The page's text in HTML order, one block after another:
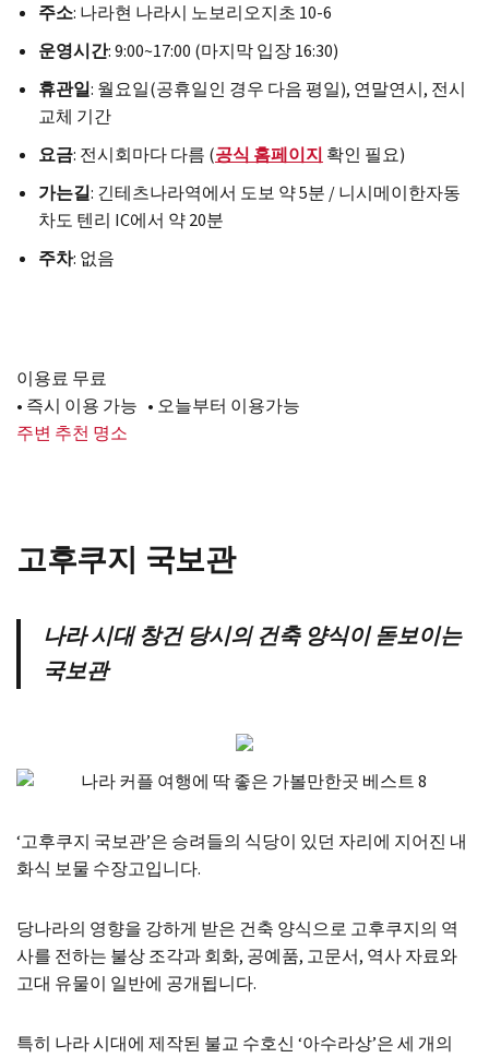
주소: 나라현 나라시 노보리오지초 10-6
운영시간: 9:00~17:00 (마지막 입장 16:30)
휴관일: 월요일(공휴일인 경우 다음 평일), 연말연시, 전시
교체 기간
요금: 전시회마다 다름 (공식 홈페이지 확인 필요)
가는길: 긴테츠나라역에서 도보 약 5분 / 니시메이한자동
차도 텐리 IC에서 약 20분
주차: 없음
이용료 무료
• 즉시 이용 가능 • 오늘부터 이용가능
주변 추천 명소
고후쿠지 국보관
나라 시대 창건 당시의 건축 양식이 돋보이는
국보관
‘고후쿠지 국보관’은 승려들의 식당이 있던 자리에 지어진 내
화식 보물 수장고입니다.
당나라의 영향을 강하게 받은 건축 양식으로 고후쿠지의 역
사를 전하는 불상 조각과 회화, 공예품, 고문서, 역사 자료와
고대 유물이 일반에 공개됩니다.
특히 나라 시대에 제작된 불교 수호신 ‘아수라상’은 세 개의